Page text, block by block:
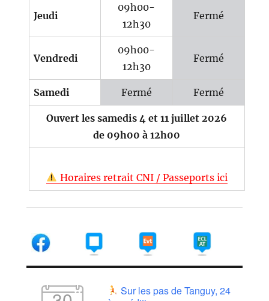
Jeudi
09h00-
12h30
Fermé
Vendredi
09h00-
12h30
Fermé
Samedi Fermé Fermé
Ouvert les samedis 4 et 11 juillet 2026
de 09h00 à 12h00
Horaires retrait CNI / Passeports ici
Sur les pas de Tanguy, 24